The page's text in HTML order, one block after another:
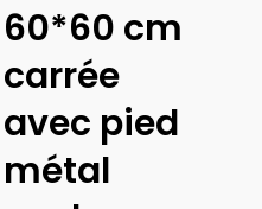
60*60 cm
carrée
avec pied
métal